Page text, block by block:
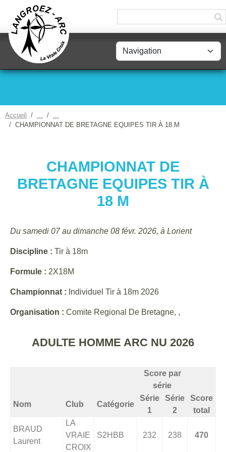
Accueil
CHAMPIONNAT DE BRETAGNE EQUIPES TIR À 18 M
CHAMPIONNAT DE
BRETAGNE EQUIPES TIR À
18 M
Du samedi 07 au dimanche 08 févr. 2026, à Lorient
Discipline : Tir à 18m
Formule : 2X18M
Championnat : Individuel Tir à 18m 2026
Organisation : Comite Regional De Bretagne, ,
ADULTE HOMME ARC NU 2026
Score par
série
Nom Club Catégorie
Série
1
Série
2
Score
total
BRAUD
Laurent
LA
VRAIE
CROIX
S2HBB 232 238 470
Panneau de gestion des cookies